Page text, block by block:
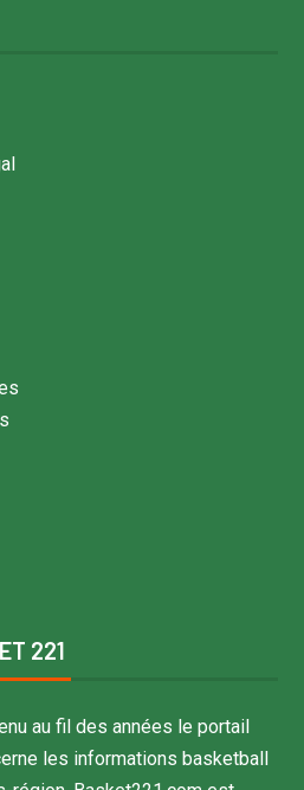
221
au fil des années le portail
les informations basketball